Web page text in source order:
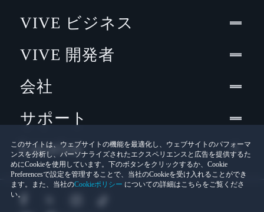
このサイトは、ウェブサイトの機能を最適化し、ウェブサイトのパフォーマ
ンスを分析し、パーソナライズされたエクスペリエンスと広告を提供するた
めにCookieを使用しています。下のボタンをクリックするか、Cookie
Preferencesで設定を管理することで、当社のCookieを受け入れることができ
ます。また、当社のCookieポリシー についての詳細はこちらをご覧くださ
い。
VIVE ビジネス
VIVE 開発者
会社
サポート
Location